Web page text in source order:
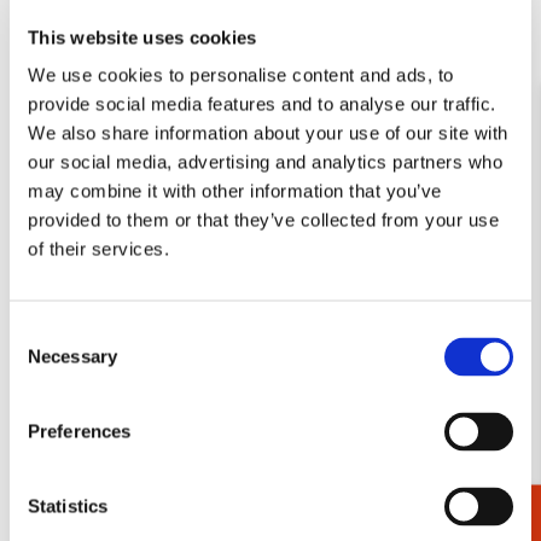
This website uses cookies
We use cookies to personalise content and ads, to
provide social media features and to analyse our traffic.
We also share information about your use of our site with
our social media, advertising and analytics partners who
may combine it with other information that you’ve
provided to them or that they’ve collected from your use
of their services.
Selection
Necessary
Preferences
Statistics
Toevoegen
verlanglijst
Max Liebermann in